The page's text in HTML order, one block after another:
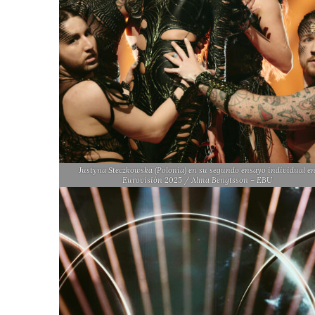
Justyna Steczkowska (Polonia) en su segundo ensayo individual en
Eurovisión 2025 / Alma Bengtsson – EBU